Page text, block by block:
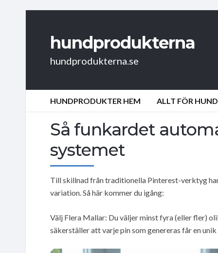
hundprodukterna
hundprodukterna.se
HUNDPRODUKTER HEM ALLT FÖR
Så funkardet
systemet
Till skillnad från traditionella Pinterest-verktyg
variation. Så här kommer du igång:
Välj Flera Mallar: Du väljer minst fyra (eller fler)
säkerställer att varje pin som genereras får en